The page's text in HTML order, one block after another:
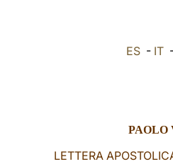
ES - IT
PAOLO
LETTERA